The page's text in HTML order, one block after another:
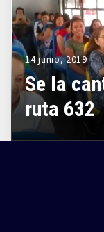
14 junio, 2019
Se la
ruta 632